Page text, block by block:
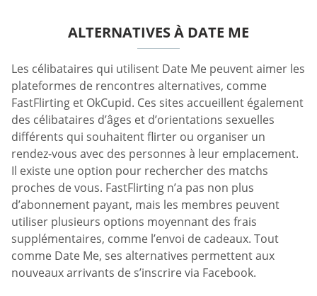
ALTERNATIVES À DATE ME
Les célibataires qui utilisent Date Me peuvent aimer les
plateformes de rencontres alternatives, comme
FastFlirting et OkCupid. Ces sites accueillent également
des célibataires d’âges et d’orientations sexuelles
différents qui souhaitent flirter ou organiser un
rendez-vous avec des personnes à leur emplacement.
Il existe une option pour rechercher des matchs
proches de vous. FastFlirting n’a pas non plus
d’abonnement payant, mais les membres peuvent
utiliser plusieurs options moyennant des frais
supplémentaires, comme l’envoi de cadeaux. Tout
comme Date Me, ses alternatives permettent aux
nouveaux arrivants de s’inscrire via Facebook.